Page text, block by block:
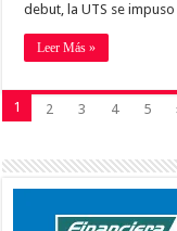
debut, la UTS se
Leer Más »
1 2 3 4 5